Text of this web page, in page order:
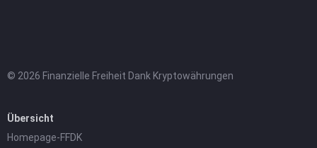
© 2026 Finanzielle Freiheit Dank Kryptowährungen
Übersicht
Homepage-FFDK